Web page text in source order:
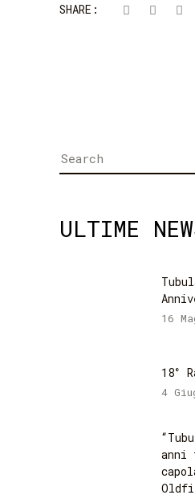
SHARE:
Search
for:
ULTIME
16
18°
4
anni